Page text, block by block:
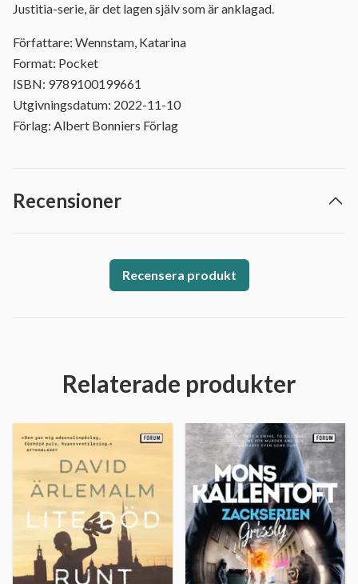
Justitia-serie, är det lagen själv som är anklagad.
Författare: Wennstam, Katarina
Format: Pocket
ISBN: 9789100199661
Utgivningsdatum: 2022-11-10
Förlag: Albert Bonniers Förlag
Recensioner
Recensera produkt
Relaterade produkter